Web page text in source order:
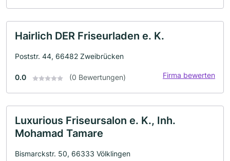
Hairlich DER Friseurladen e. K.
Poststr. 44, 66482 Zweibrücken
0.0 (0 Bewertungen) Firma bewerten
Luxurious Friseursalon e. K., Inh.
Mohamad Tamare
Bismarckstr. 50, 66333 Völklingen